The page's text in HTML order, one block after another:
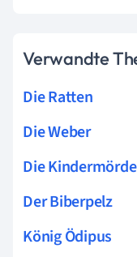
Verwandte
Die Ratten
Die Weber
Die
Der Biberpelz
König Ödipus